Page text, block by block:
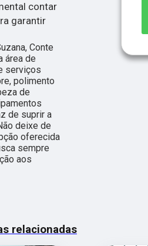
contar
garantir
Conte
área de
serviços
polimento
de
de suprir a
deixe de
oferecida
sempre
aos
relacionadas